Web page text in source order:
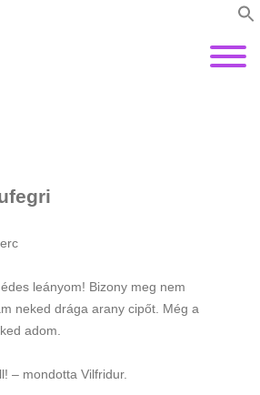
leányom! Bizony meg nem
neked drága arany cipőt. Még a
adom.
– mondotta Vilfridur.